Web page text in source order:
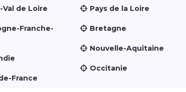
de Loire
Franche-
France
Pays de la Loire
Bretagne
Nouvelle-Aquitaine
Occitanie